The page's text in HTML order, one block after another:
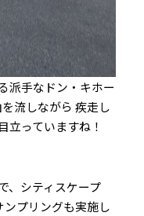
派手なドン・キホー
流しながら 疾走し
立っていますね！
、シティスケープ
プリングも実施し